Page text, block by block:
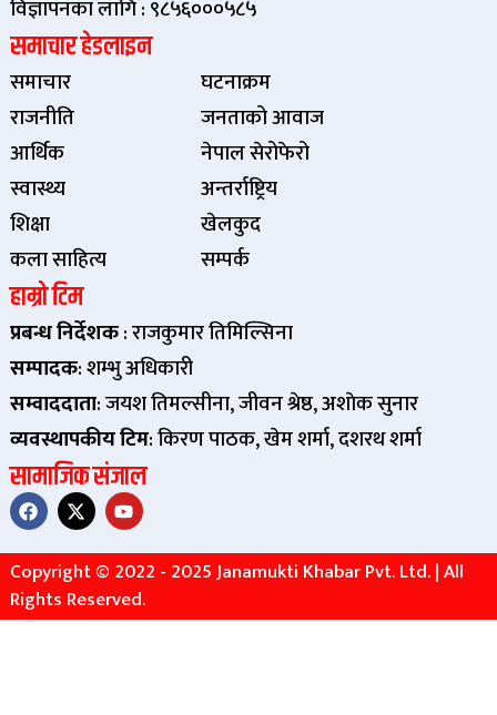
विज्ञापनका लागि : ९८५६०००५८५
समाचार हेडलाइन
समाचार
राजनीति
आर्थिक
स्वास्थ्य
शिक्षा
कला साहित्य
घटनाक्रम
जनताको आवाज
नेपाल सेरोफेरो
अन्तर्राष्ट्रिय
खेलकुद
सम्पर्क
हाम्रो टिम
प्रबन्ध निर्देशक: राजकुमार तिमिल्सिना
सम्पादक: शम्भु अधिकारी
सम्वाददाता: जयश तिमल्सीना, जीवन श्रेष्ठ, अशाेक सुनार
व्यवस्थापकीय टिम: किरण पाठक, खेम शर्मा, दशरथ शर्मा
सामाजिक संजाल
Copyright © 2022 - 2025 Janamukti Khabar Pvt. Ltd. | All
Rights Reserved.